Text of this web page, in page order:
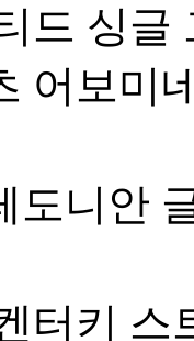
드 싱글
어보미
도니안
터키 스